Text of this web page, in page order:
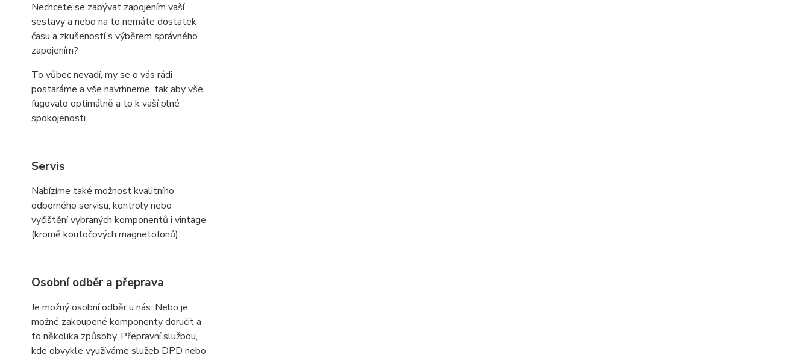
Nechcete se zabývat zapojením vaší
sestavy a nebo na to nemáte dostatek
času a zkušeností s výběrem správného
zapojením?
To vůbec nevadí, my se o vás rádi
postaráme a vše navrhneme, tak aby vše
fugovalo optimálně a to k vaší plné
spokojenosti.
Servis
Nabízíme také možnost kvalitního
odborného servisu, kontroly nebo
vyčištění vybraných komponentů i vintage
(kromě koutočových magnetofonů).
Osobní odběr a přeprava
Je možný osobní odběr u nás. Nebo je
možné zakoupené komponenty doručit a
to několika způsoby. Přepravní službou,
kde obvykle využíváme služeb DPD nebo